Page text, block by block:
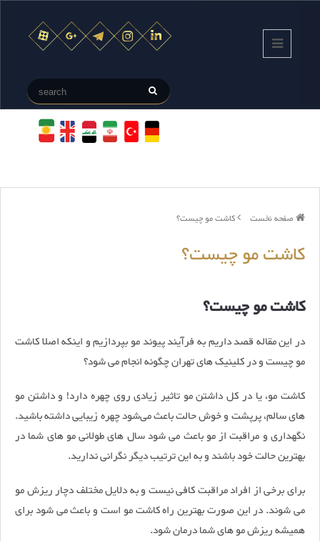
صفحه نخست کاشت مو چیست؟
کاشت مو چیست؟
کاشت مو چیست؟
در این مقاله قصد داریم به فرآیند پیوند مو بپردازیم و اینکه اصلا کاشت
مو چیست و در کلینیک های تهران چگونه انجام می شود؟
کاشت مو، یا در کل داشتن مو تاثیر زیادی روی چهره دارد! و داشتن مو
های سالم، پرپشت و خوش‌ حالت باعث می‌شود چهره زیبایی داشته باشید.
نگهداری و مراقبت از مو باعث می‌ شود سال‌ های طولانی مو های شما در
بهترین حالت خود باشند و به‌ این‌ ترتیب دیگر نگرانی ندارید.
برای برخی از افراد مراقبت کافی نیست و به دلایل مختلف دچار ریزش مو
می‌ شوند. در این صورت بهترین راه کاشت مو است و باعث می‌ شود برای
همیشه ریزش مو های شما درمان شود.